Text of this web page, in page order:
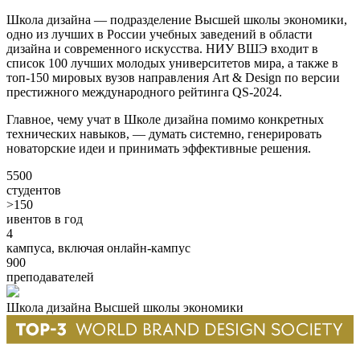
Школа дизайна — подразделение Высшей школы экономики,
одно из лучших в России учебных заведений в области
дизайна и современного искусства. НИУ ВШЭ входит в
список 100 лучших молодых университетов мира, а также в
топ-150 мировых вузов направления Art & Design по версии
престижного международного рейтинга QS-2024.
Главное, чему учат в Школе дизайна помимо конкретных
технических навыков, — думать системно, генерировать
новаторские идеи и принимать эффективные решения.
5500
студентов
>150
ивентов в год
4
кампуса, включая онлайн-кампус
900
преподавателей
Школа дизайна Высшей школы экономики